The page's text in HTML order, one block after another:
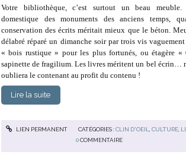
Votre bibliothèque, c’est surtout un beau
domestique des monuments des anciens temps,
conservation des écrits méritait mieux que le béton.
délabré réparé un dimanche soir par trois vis
« bois rustique » pour les plus fortunés, ou étagère «
sapinette de fragilium. Les livres méritent un bel écrin…
oubliera le contenant au profit du contenu !
Lire la suite
LIEN PERMANENT CATÉGORIES :CLIN D'OEIL CULTURE,
0 COMMENTAIRE